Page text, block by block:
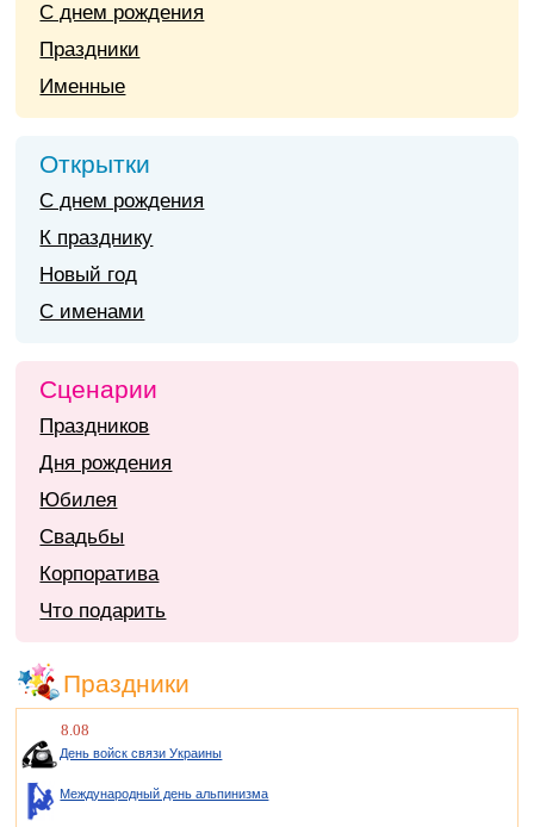
С днем рождения
Праздники
Именные
Открытки
С днем рождения
К празднику
Новый год
С именами
Сценарии
Праздников
Дня рождения
Юбилея
Свадьбы
Корпоратива
Что подарить
Праздники
8.08
День войск связи Украины
Международный день альпинизма